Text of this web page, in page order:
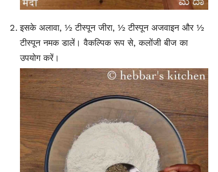
इसके अलावा, ½ टीस्पून जीरा, ½ टीस्पून अजवाइन और ½
टीस्पून नमक डालें। वैकल्पिक रूप से, कलोंजी बीज का
उपयोग करें।